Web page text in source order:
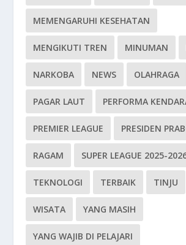
MEMENGARUHI KESEHATAN
MENGIKUTI TREN MINUMAN
NARKOBA NEWS OLAHRAGA
PAGAR LAUT PERFORMA
PREMIER LEAGUE PRESIDEN
RAGAM SUPER LEAGUE 2025-
TEKNOLOGI TERBAIK TINJU
WISATA YANG MASIH
YANG WAJIB DI PELAJARI